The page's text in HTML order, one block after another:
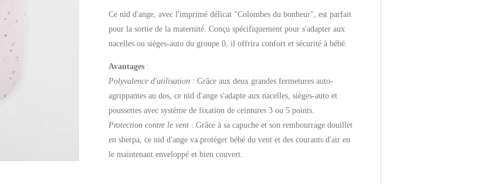
Ce nid d'ange, avec l'imprimé délicat "Colombes du bonheur", est parfait
pour la sortie de la maternité. Conçu spécifiquement pour s'adapter aux
nacelles ou sièges-auto du groupe 0, il offrira confort et sécurité à bébé.
Avantages :
Polyvalence d'utilisation : Grâce aux deux grandes fermetures auto-
agrippantes au dos, ce nid d'ange s'adapte aux nacelles, sièges-auto et
poussettes avec système de fixation de ceintures 3 ou 5 points.
Protection contre le vent : Grâce à sa capuche et son rembourrage douillet
en sherpa, ce nid d'ange va protéger bébé du vent et des courants d'air en
le maintenant enveloppé et bien couvert.